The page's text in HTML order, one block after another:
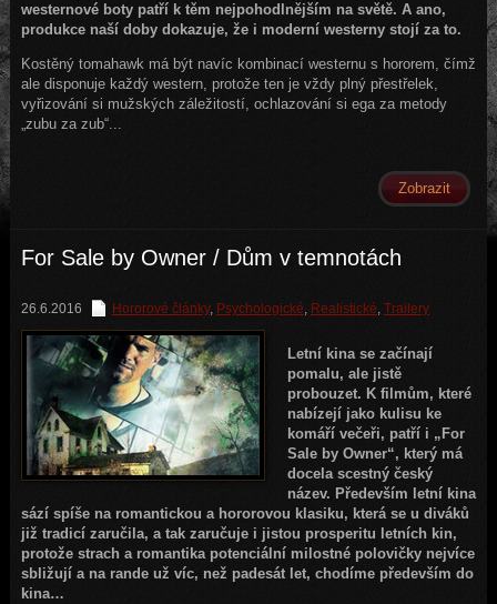
westernové boty patří k těm nejpohodlnějším na světě. A ano,
produkce naší doby dokazuje, že i moderní westerny stojí za to.
Kostěný tomahawk má být navíc kombinací westernu s hororem, čímž
ale disponuje každý western, protože ten je vždy plný přestřelek,
vyřizování si mužských záležitostí, ochlazování si ega za metody
„zubu za zub“...
Zobrazit
For Sale by Owner / Dům v temnotách
26.6.2016 Hororové články, Psychologické, Realistické, Trailery
Letní kina se začínají
pomalu, ale jistě
probouzet. K filmům, které
nabízejí jako kulisu ke
komáří večeři, patří i „For
Sale by Owner“, který má
docela scestný český
název. Především letní kina
sází spíše na romantickou a hororovou klasiku, která se u diváků
již tradicí zaručila, a tak zaručuje i jistou prosperitu letních kin,
protože strach a romantika potenciální milostné polovičky nejvíce
sbližují a na rande už víc, než padesát let, chodíme především do
kina…